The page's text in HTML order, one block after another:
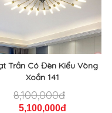
Trần Có Đèn Kiểu Vòng
Xoắn 141
8,100,000đ
5,100,000đ